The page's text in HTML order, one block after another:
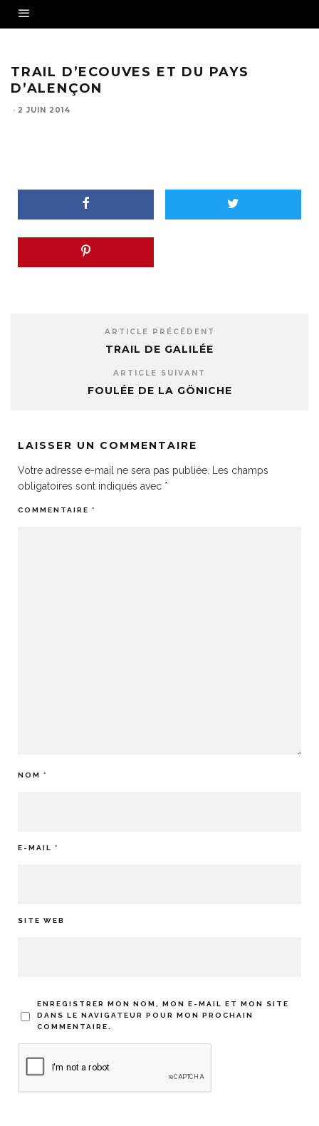
TRAIL D’ECOUVES ET DU PAYS
D’ALENÇON
· 2 JUIN 2014
ARTICLE PRÉCÉDENT
TRAIL DE GALILÉE
ARTICLE SUIVANT
FOULÉE DE LA GÖNICHE
LAISSER UN COMMENTAIRE
Votre adresse e-mail ne sera pas publiée.
Les champs
obligatoires sont indiqués avec *
COMMENTAIRE *
NOM *
E-MAIL *
SITE WEB
ENREGISTRER MON NOM, MON E-MAIL ET MON SITE
DANS LE NAVIGATEUR POUR MON PROCHAIN
COMMENTAIRE.